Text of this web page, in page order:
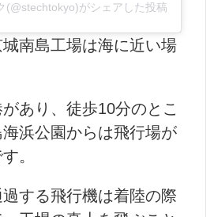
(@stechtokyo)がシェアした投稿
南島工場は海に近い場
あり、徒歩10分のとこ
浜公園からは飛行場が
。
する飛行機は着陸の際